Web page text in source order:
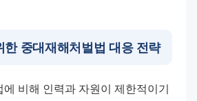
한 중대재해처벌법 대응 전략
비해 인력과 자원이 제한적이기